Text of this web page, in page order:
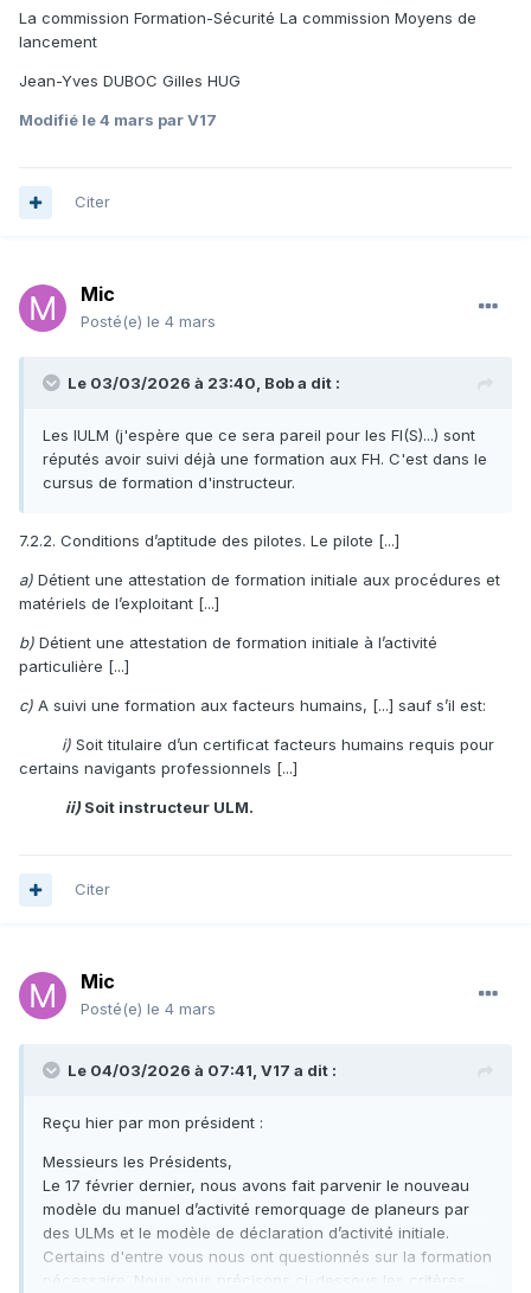
La commission Formation-Sécurité La commission Moyens de
lancement
Jean-Yves DUBOC Gilles HUG
Modifié le 4 mars par V17
Citer
Mic
Posté(e) le 4 mars
Le 03/03/2026 à 23:40, Boba dit :
Les IULM (j'espère que ce sera pareil pour les FI(S)...) sont
réputés avoir suivi déjà une formation aux FH. C'est dans le
cursus de formation d'instructeur.
7.2.2. Conditions d’aptitude des pilotes. Le pilote [...]
a) Détient une attestation de formation initiale aux procédures et
matériels de l’exploitant [...]
b) Détient une attestation de formation initiale à l’activité
particulière [...]
c) A suivi une formation aux facteurs humains, [...] sauf s’il est:
i) Soit titulaire d’un certificat facteurs humains requis pour
certains navigants professionnels [...]
ii)Soit instructeur ULM.
Citer
Mic
Posté(e) le 4 mars
Le 04/03/2026 à 07:41, V17 a dit :
Reçu hier par mon président :
Messieurs les Présidents,
Le 17 février dernier, nous avons fait parvenir le nouveau
modèle du manuel d’activité remorquage de planeurs par
des ULMs et le modèle de déclaration d’activité initiale.
Certains d'entre vous nous ont questionnés sur la formation
nécessaire. Nous vous précisons ci-dessous les critères